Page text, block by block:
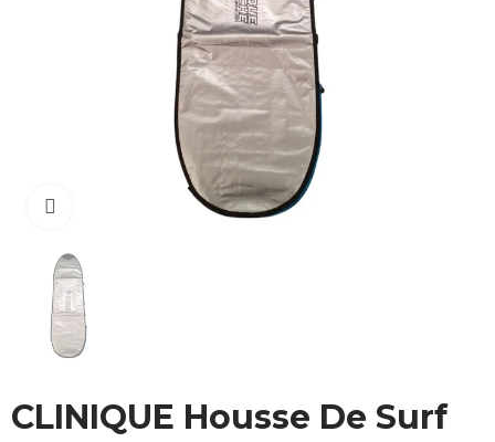
Cliquez pour agrandir
CLINIQUE Housse De Surf